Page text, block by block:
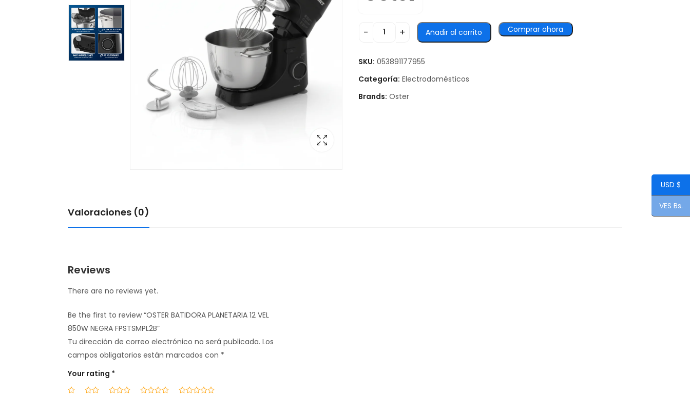
Añadir al carrito Comprar ahora
SKU: 053891177955
Categoría: Electrodomésticos
Brands: Oster
Valoraciones (0)
Reviews
There are no reviews yet.
Be the first to review “OSTER BATIDORA PLANETARIA 12 VEL
850W NEGRA FPSTSMPL2B”
Tu dirección de correo electrónico no será publicada. Los
campos obligatorios están marcados con *
Your rating *
USD $
VES Bs.